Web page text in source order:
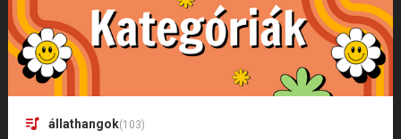
állathangok(103)